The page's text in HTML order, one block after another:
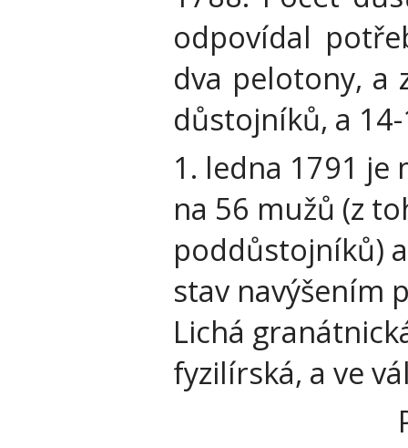
odpovídal
dva pelotony, a
důstojníků, a
1. ledna 1791
na 56 mužů (z
poddůstojníků)
stav navýšením
Lichá
fyzilírská, a ve